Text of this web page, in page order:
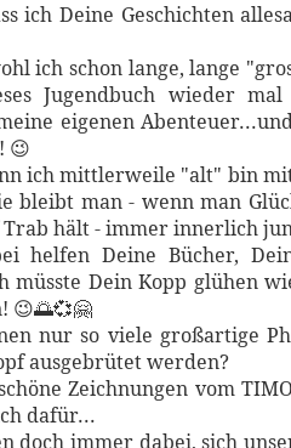
ich Deine Geschichten
ich schon lange, lange
Jugendbuch wieder
eigenen
😉
ich mittlerweile "alt" bin mit
bleibt man - wenn man
Trab hält - immer innerlich
helfen Deine Bücher,
müsste Dein Kopp glühen
😉🌅💞🤗
nur so viele großartige
ausgebrütet werden?
Zeichnungen vom
dafür...
doch immer dabei, sich